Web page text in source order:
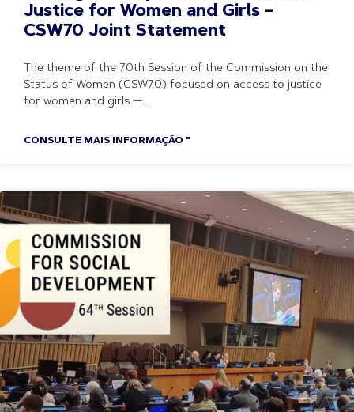
Justice for Women and Girls –
CSW70 Joint Statement
The theme of the 70th Session of the Commission on the
Status of Women (CSW70) focused on access to justice
for women and girls —
CONSULTE MAIS INFORMAÇÃO "